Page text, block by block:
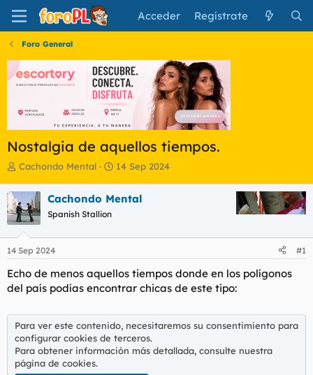
Acceder Regístrate
Foro General
Nostalgia de aquellos tiempos.
I
i
c
i
a
d
o
d
e
t
e
m
a
Cachondo Mental
F
h
e
i
c
o
14 Sep 2024
Cachondo Mental
Spanish Stallion
14 Sep 2024 #1
Echo de menos aquellos tiempos donde en los polígonos
del país podías encontrar chicas de este tipo:
Para ver este contenido, necesitaremos su consentimiento para
configurar cookies de terceros.
Para obtener información más detallada, consulte nuestra
página de cookies.